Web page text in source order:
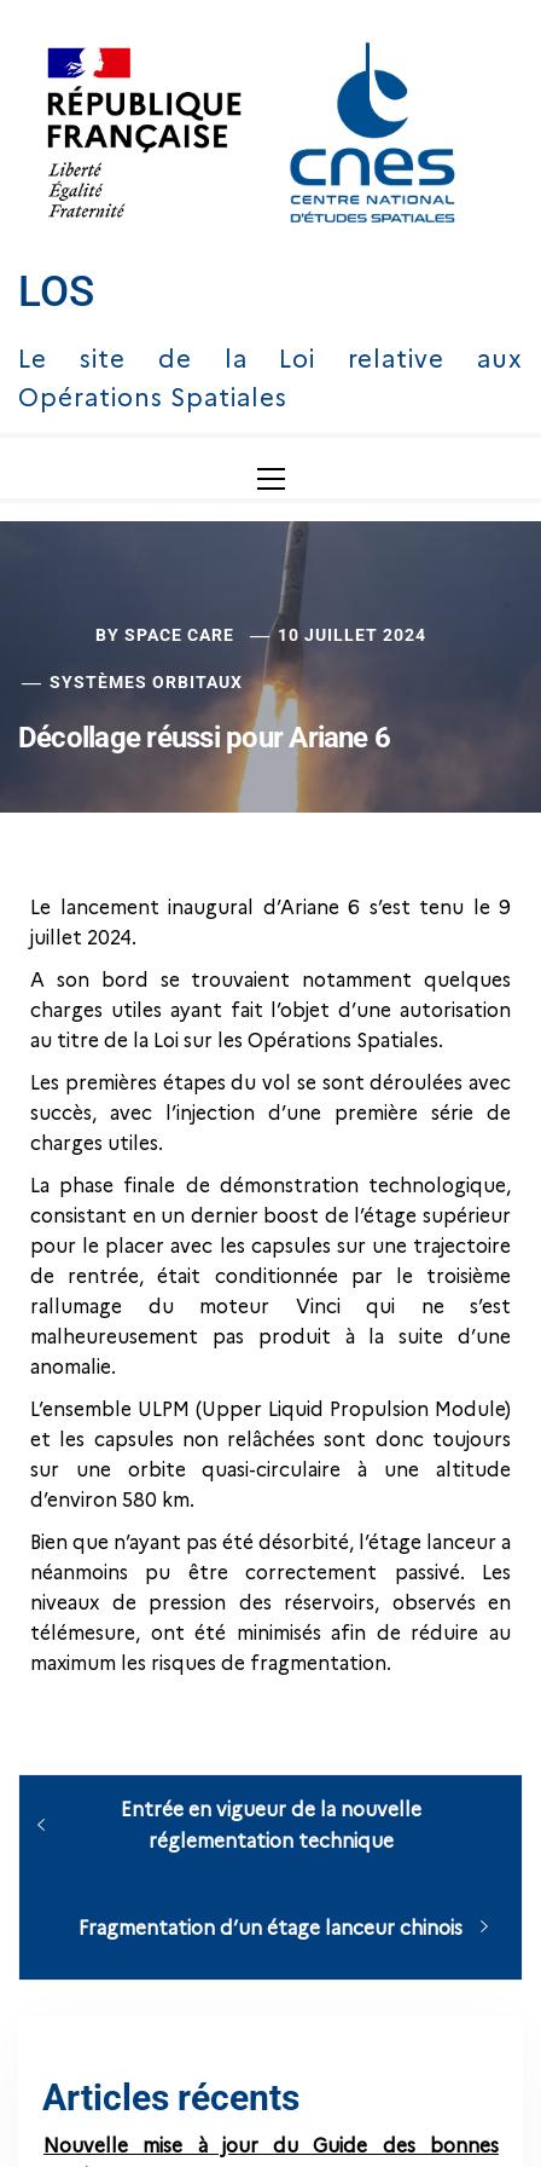
LOS
Le site de la Loi relative aux
Opérations Spatiales
BY SPACE CARE 10 JUILLET 2024
SYSTÈMES ORBITAUX
Décollage réussi pour Ariane 6
Le lancement inaugural d’Ariane 6 s’est tenu le 9
juillet 2024.
A son bord se trouvaient notamment quelques
charges utiles ayant fait l’objet d’une autorisation
au titre de la Loi sur les Opérations Spatiales.
Les premières étapes du vol se sont déroulées avec
succès, avec l’injection d’une première série de
charges utiles.
La phase finale de démonstration technologique,
consistant en un dernier boost de l’étage supérieur
pour le placer avec les capsules sur une trajectoire
de rentrée, était conditionnée par le troisième
rallumage du moteur Vinci qui ne s’est
malheureusement pas produit à la suite d’une
anomalie.
L’ensemble ULPM (Upper Liquid Propulsion Module)
et les capsules non relâchées sont donc toujours
sur une orbite quasi-circulaire à une altitude
d’environ 580 km.
Bien que n’ayant pas été désorbité, l’étage lanceur a
néanmoins pu être correctement passivé. Les
niveaux de pression des réservoirs, observés en
télémesure, ont été minimisés afin de réduire au
maximum les risques de fragmentation.
Entrée en vigueur de la nouvelle
réglementation technique
Fragmentation d’un étage lanceur chinois
Articles récents
Nouvelle mise à jour du Guide des bonnes